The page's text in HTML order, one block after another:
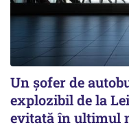
Un șofer de
explozibil de la
evitată în ultimul